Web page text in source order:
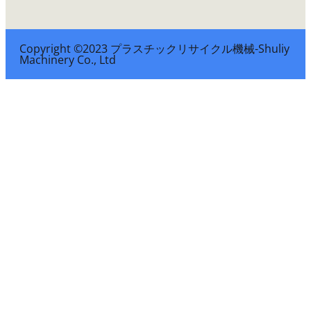
Copyright ©2023 プラスチックリサイクル機械-Shuliy
Machinery Co., Ltd